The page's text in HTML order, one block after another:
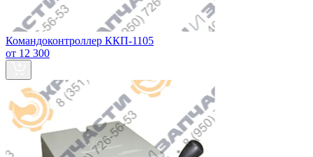
Командоконтроллер ККП-1105
от 12 300